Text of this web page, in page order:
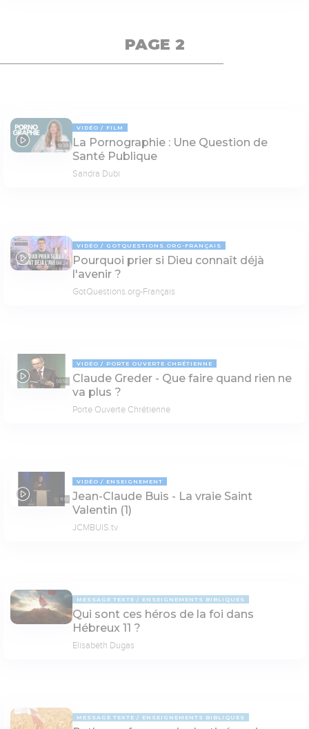
PAGE 2
18:39
VIDÉO FILM
La Pornographie : Une Question de
Santé Publique
Sandra Dubi
04:24
VIDÉO GOTQUESTIONS.ORG-FRANÇAIS
Pourquoi prier si Dieu connaît déjà
l'avenir ?
GotQuestions.org-Français
50:50
VIDÉO PORTE OUVERTE CHRÉTIENNE
Claude Greder - Que faire quand rien ne
va plus ?
Porte Ouverte Chrétienne
11:01
VIDÉO ENSEIGNEMENT
Jean-Claude Buis - La vraie Saint
Valentin (1)
JCMBUIS.tv
MESSAGE TEXTE ENSEIGNEMENTS BIBLIQUES
Qui sont ces héros de la foi dans
Hébreux 11 ?
Elisabeth Dugas
MESSAGE TEXTE ENSEIGNEMENTS BIBLIQUES